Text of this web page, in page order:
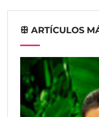
ꕥ ARTÍCULOS